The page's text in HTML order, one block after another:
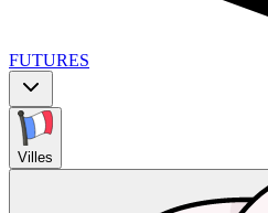
FUTURES
Villes